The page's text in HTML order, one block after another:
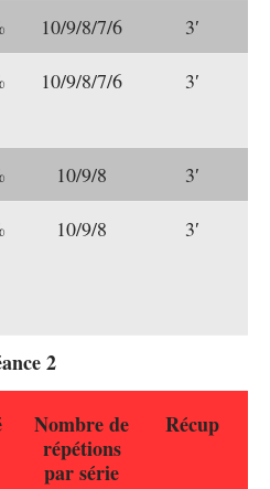
10/9/8/7/6 3′
10/9/8/7/6 3′
10/9/8 3′
10/9/8 3′
2
Nombre de
répétions
par série
Récup